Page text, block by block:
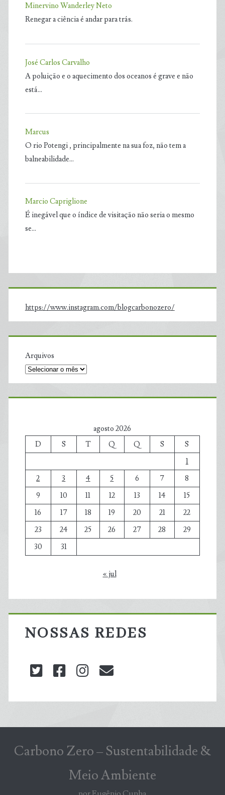
Minervino Wanderley Neto
Renegar a ciência é andar para trás.
José Carlos Carvalho
A poluição e o aquecimento dos oceanos é grave e não
está…
Marcus
O rio Potengi , principalmente na sua foz, não tem a
balneabilidade…
Marcio Capriglione
É inegável que o índice de visitação não seria o mesmo
se…
https://www.instagram.com/blogcarbonozero/
Arquivos
agosto 2026
D
S T Q Q S
S
1
2
3 4 5 6 7
8
9
10 11 12 13 14
15
16
17 18 19 20 21
22
23
24 25 26 27 28
29
30
31
« jul
NOSSAS REDES
twitterfacebookinstagram
Carbono Zero – Sustentabilidade &
Meio Ambiente